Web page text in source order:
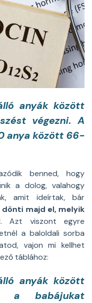
anyák között
végezni. A
anya között 66-
benned, hogy
a dolog, valahogy
amit ideírtak, bár
dönti majd el, melyik
. Azt viszont egyre
a baloldali sorba
vajon mi kellhet
táblához:
anyák között
a babájukat